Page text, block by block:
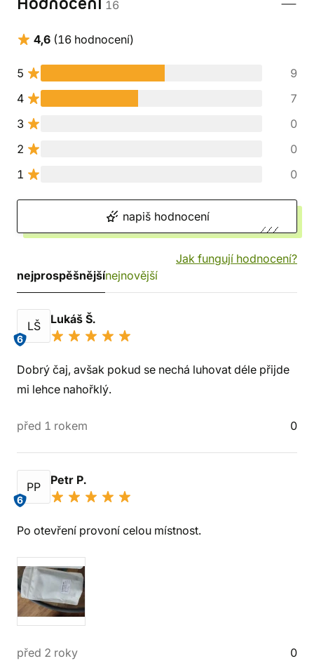
16
4,6 (16 hodnocení)
5
9
4
7
3
0
2
0
1
0
napiš hodnocení
Jak fungují hodnocení?
nejprospěšnějšínejnovější
LŠ
6
Lukáš Š.
Dobrý čaj, avšak pokud se nechá luhovat déle přijde
mi lehce nahořklý.
před 1 rokem 0
PP
6
Petr P.
Po otevření provoní celou místnost.
před 2 roky 0